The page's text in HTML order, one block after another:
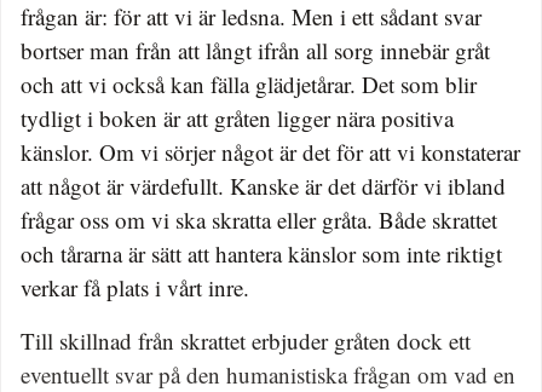
frågan är: för att vi är ledsna. Men i ett sådant svar
bortser man från att långt ifrån all sorg innebär gråt
och att vi också kan fälla glädjetårar. Det som blir
tydligt i boken är att gråten ligger nära positiva
känslor. Om vi sörjer något är det för att vi konstaterar
att något är värdefullt. Kanske är det därför vi ibland
frågar oss om vi ska skratta eller gråta. Både skrattet
och tårarna är sätt att hantera känslor som inte riktigt
verkar få plats i vårt inre.
Till skillnad från skrattet erbjuder gråten dock ett
eventuellt svar på den humanistiska frågan om vad en